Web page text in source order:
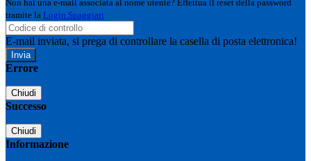
Non hai una e-mail associata al nome utente? Effettua il reset della password
tramite la Login Spaggiari
E-mail inviata, si prega di controllare la casella di posta elettronica!
Errore
Chiudi
Successo
Chiudi
Informazione